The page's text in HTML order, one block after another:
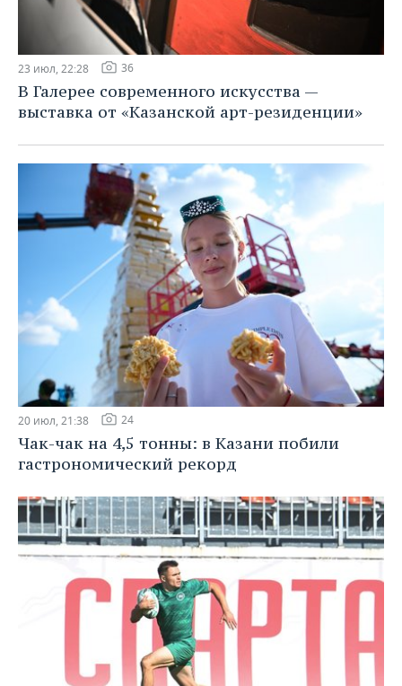
23 июл, 22:28 36
В Галерее современного искусства —
выставка от «Казанской арт-резиденции»
20 июл, 21:38 24
Чак-чак на 4,5 тонны: в Казани побили
гастрономический рекорд